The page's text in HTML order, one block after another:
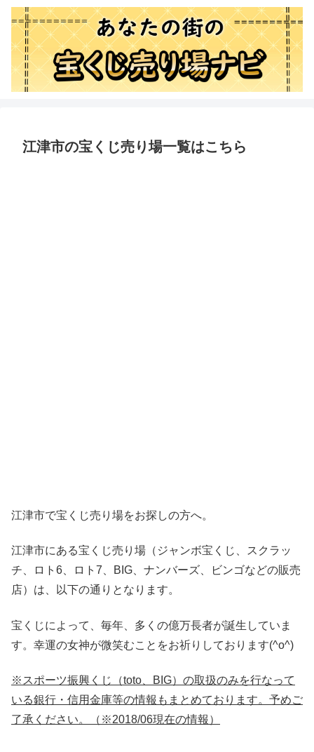
江津市の宝くじ売り場一覧はこちら
江津市で宝くじ売り場をお探しの方へ。
江津市にある宝くじ売り場（ジャンボ宝くじ、スクラッ
チ、ロト6、ロト7、BIG、ナンバーズ、ビンゴなどの販売
店）は、以下の通りとなります。
宝くじによって、毎年、多くの億万長者が誕生していま
す。幸運の女神が微笑むことをお祈りしております(^o^)
※スポーツ振興くじ（toto、BIG）の取扱のみを行なって
いる銀行・信用金庫等の情報もまとめております。予めご
了承ください。（※2018/06現在の情報）